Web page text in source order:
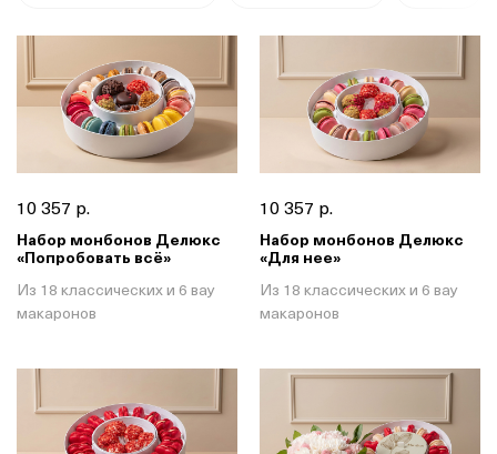
10 357 р.
Набор монбонов Делюкс
«Попробовать всё»
Из 18 классических и 6 вау
макаронов
10 357 р.
Набор монбонов Делюкс
«Для нее»
Из 18 классических и 6 вау
макаронов